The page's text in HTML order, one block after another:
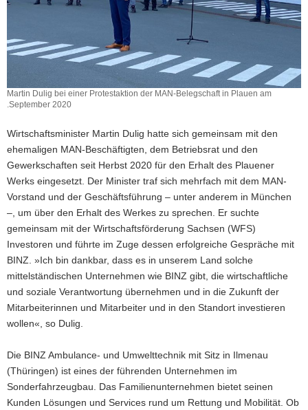
Martin Dulig bei einer Protestaktion der MAN-Belegschaft in Plauen am
.September 2020
Wirtschaftsminister Martin Dulig hatte sich gemeinsam mit den
ehemaligen MAN-Beschäftigten, dem Betriebsrat und den
Gewerkschaften seit Herbst 2020 für den Erhalt des Plauener
Werks eingesetzt. Der Minister traf sich mehrfach mit dem MAN-
Vorstand und der Geschäftsführung – unter anderem in München
–, um über den Erhalt des Werkes zu sprechen. Er suchte
gemeinsam mit der Wirtschaftsförderung Sachsen (WFS)
Investoren und führte im Zuge dessen erfolgreiche Gespräche mit
BINZ. »Ich bin dankbar, dass es in unserem Land solche
mittelständischen Unternehmen wie BINZ gibt, die wirtschaftliche
und soziale Verantwortung übernehmen und in die Zukunft der
Mitarbeiterinnen und Mitarbeiter und in den Standort investieren
wollen«, so Dulig.
Die BINZ Ambulance- und Umwelttechnik mit Sitz in Ilmenau
(Thüringen) ist eines der führenden Unternehmen im
Sonderfahrzeugbau. Das Familienunternehmen bietet seinen
Kunden Lösungen und Services rund um Rettung und Mobilität. Ob